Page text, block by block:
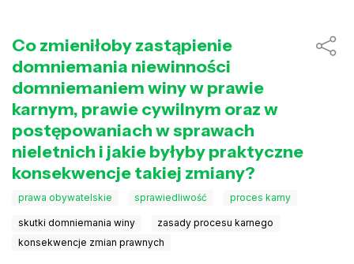
Co zmieniłoby zastąpienie
domniemania niewinności
domniemaniem winy w prawie
karnym, prawie cywilnym oraz w
postępowaniach w sprawach
nieletnich i jakie byłyby praktyczne
konsekwencje takiej zmiany?
prawa obywatelskie sprawiedliwość proces karny
skutki domniemania winy
zasady procesu karnego
konsekwencje zmian prawnych